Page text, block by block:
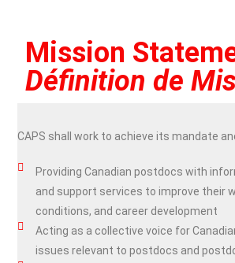
Mission
Définition de
CAPS shall work to achieve its mandate
Providing Canadian postdocs with
and support services to improve their
conditions, and career development
Acting as a collective voice for
issues relevant to postdocs and